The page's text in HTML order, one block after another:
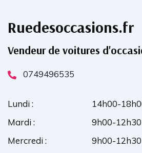
Ruedesoccasions.fr
Vendeur de voitures
0749496535
Lundi :
14h00-
Mardi :
9h00-
Mercredi :
9h00-